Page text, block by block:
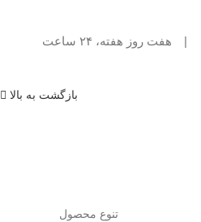
|
هفت روز هفته، ۲۴ ساعت
بازگشت به بالا
تنوع محصول